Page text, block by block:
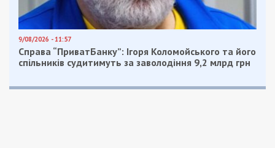
9/08/2026 - 11:57
Справа “ПриватБанку”: Ігоря Коломойського та його
спільників судитимуть за заволодіння 9,2 млрд грн